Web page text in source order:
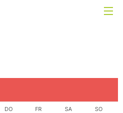
DO FR SA SO